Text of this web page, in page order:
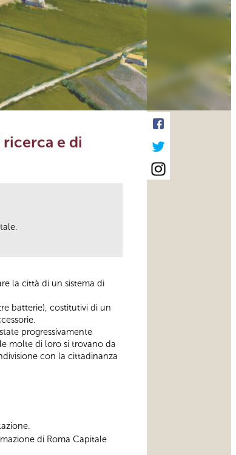
e di
la città di un sistema di
batterie), costitutivi di un
progressivamente
molte di loro si trovano da
con la cittadinanza
di Roma Capitale